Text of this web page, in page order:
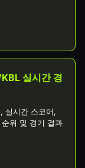
실시간 경
실시간 스코어,
위 및 경기 결과